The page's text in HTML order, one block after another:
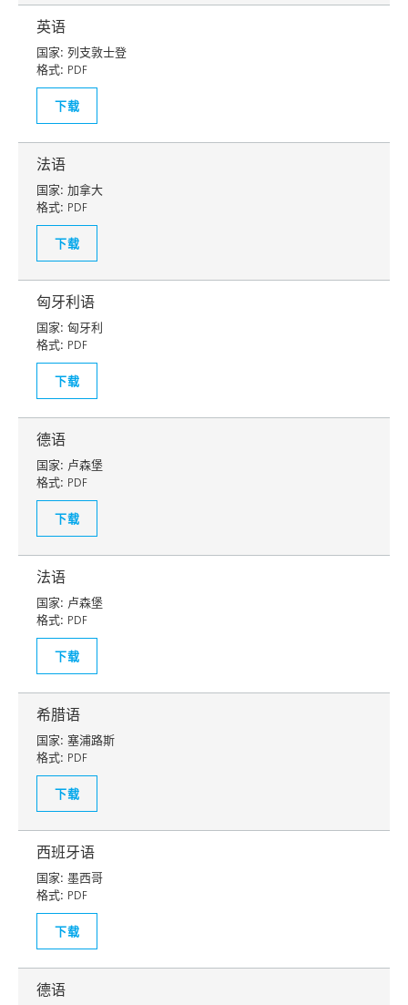
英语
国家: 列支敦士登
格式: PDF
下载
法语
国家: 加拿大
格式: PDF
下载
匈牙利语
国家: 匈牙利
格式: PDF
下载
德语
国家: 卢森堡
格式: PDF
下载
法语
国家: 卢森堡
格式: PDF
下载
希腊语
国家: 塞浦路斯
格式: PDF
下载
西班牙语
国家: 墨西哥
格式: PDF
下载
德语